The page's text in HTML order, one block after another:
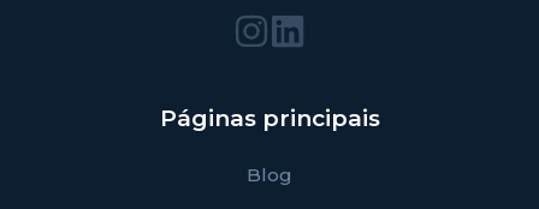
Páginas principais
Blog